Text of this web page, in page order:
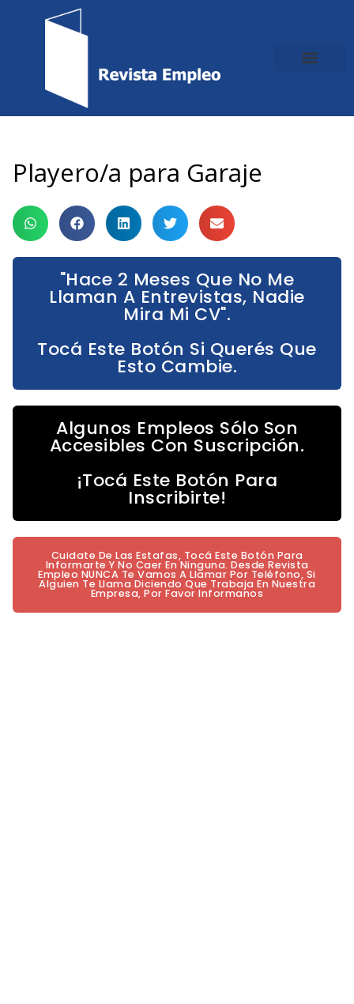
Playero/a para Garaje
"Hace 2 Meses Que No Me
Llaman A Entrevistas, Nadie
Mira Mi CV".
Tocá Este Botón Si Querés Que
Esto Cambie.
Algunos Empleos Sólo Son
Accesibles Con Suscripción.
¡Tocá Este Botón Para
Inscribirte!
Cuidate De Las Estafas, Tocá Este Botón Para
Informarte Y No Caer En Ninguna. Desde Revista
Empleo NUNCA Te Vamos A Llamar Por Teléfono, Si
Alguien Te Llama Diciendo Que Trabaja En Nuestra
Empresa, Por Favor Informanos